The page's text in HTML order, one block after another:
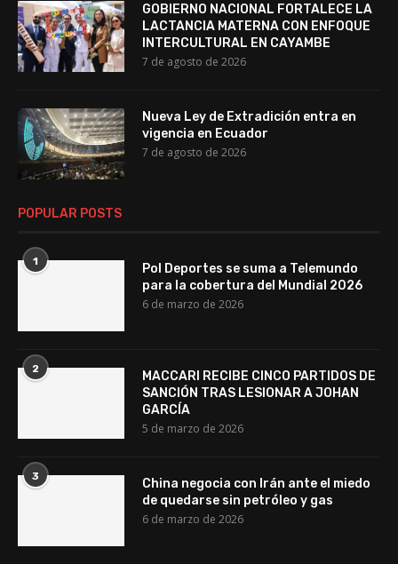
GOBIERNO NACIONAL FORTALECE LA
LACTANCIA MATERNA CON ENFOQUE
INTERCULTURAL EN CAYAMBE
7 de agosto de 2026
Nueva Ley de Extradición entra en
vigencia en Ecuador
7 de agosto de 2026
POPULAR POSTS
1
Pol Deportes se suma a Telemundo
para la cobertura del Mundial 2026
6 de marzo de 2026
2
MACCARI RECIBE CINCO PARTIDOS DE
SANCIÓN TRAS LESIONAR A JOHAN
GARCÍA
5 de marzo de 2026
3
China negocia con Irán ante el miedo
de quedarse sin petróleo y gas
6 de marzo de 2026